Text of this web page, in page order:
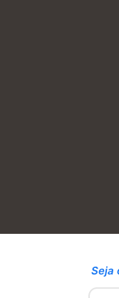
Seja